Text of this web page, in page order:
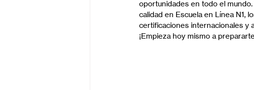
oportunidades en todo el
calidad en Escuela en Línea N1,
certificaciones internacionales y
¡Empieza hoy mismo a